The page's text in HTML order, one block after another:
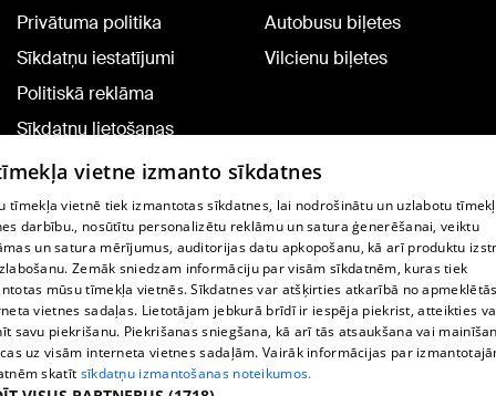
Privātuma politika
Sīkdatņu iestatījumi
Politiskā reklāma
Sīkdatņu lietošanas
noteikumi
Komentāru pievienošana
Autobusu biļetes
Vilcienu biļetes
TV programma
Līguma noteikumi
360 Ziņu kontakti
Helio Media
vietne izmanto sīkdatnes
tīmekļa vietnē tiek izmantotas sīkdatnes, lai nodrošinātu un uzlabotu
darbību., nosūtītu personalizētu reklāmu un satura ģenerēšanai, veiktu
un satura mērījumus, auditorijas datu apkopošanu, kā arī produktu
Zemāk sniedzam informāciju par visām sīkdatnēm, kuras tiek
mūsu tīmekļa vietnēs. Sīkdatnes var atšķirties atkarībā no
vietnes sadaļas. Lietotājam jebkurā brīdī ir iespēja piekrist, atteikties
savu piekrišanu. Piekrišanas sniegšana, kā arī tās atsaukšana vai
uz visām interneta vietnes sadaļām. Vairāk informācijas par
skatīt sīkdatņu izmantošanas noteikumos.